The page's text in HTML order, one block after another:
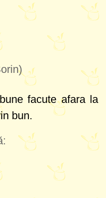
facute afara la
bun.